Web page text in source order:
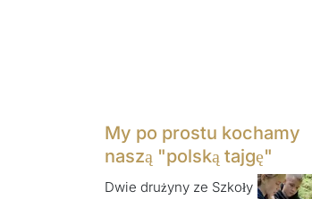
My po prostu kochamy
naszą "polską tajgę"
Dwie drużyny ze Szkoły